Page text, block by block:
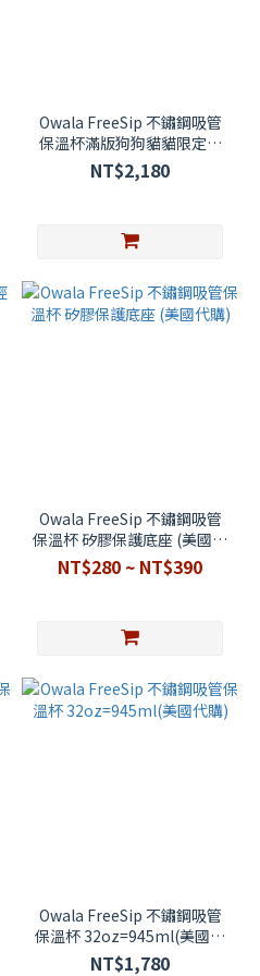
Owala FreeSip 不鏽鋼吸管
保溫杯滿版狗狗貓貓限定款
32oz=945ml(美國代購)
NT$2,180
Owala FreeSip 不鏽鋼吸管
保溫杯 矽膠保護底座 (美國代
購)
NT$280 ~ NT$390
Owala FreeSip 不鏽鋼吸管
保溫杯 32oz=945ml(美國代
購)
NT$1,780